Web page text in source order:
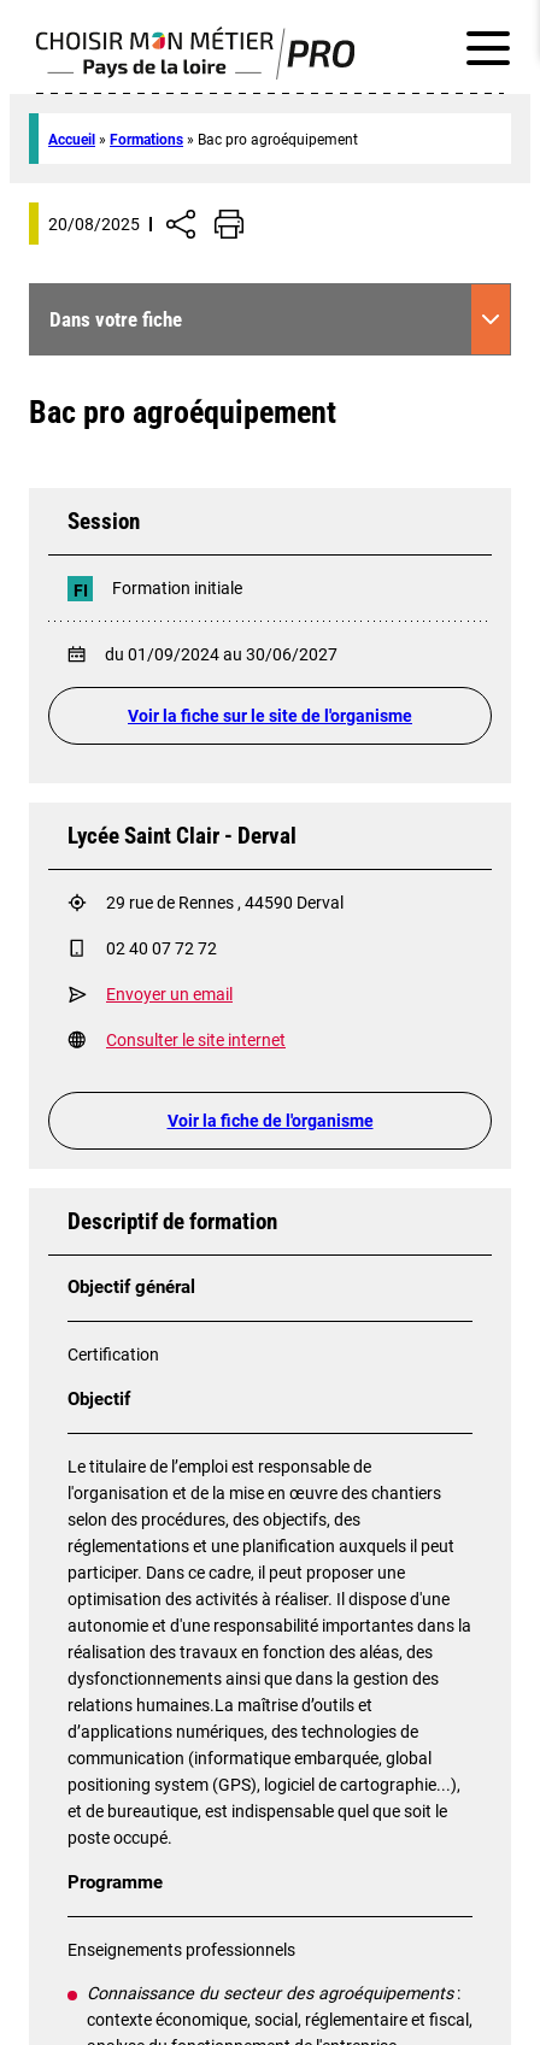
Accueil » Formations » Bac pro agroéquipement
20/08/2025
Dans votre fiche
Bac pro agroéquipement
Session
FI Formation initiale
du 01/09/2024 au 30/06/2027
Voir la fiche sur le site de l'organisme
Lycée Saint Clair - Derval
29 rue de Rennes , 44590 Derval
02 40 07 72 72
Envoyer un email
Consulter le site internet
Voir la fiche de l'organisme
Descriptif de formation
Objectif général
Certification
Objectif
Le titulaire de l’emploi est responsable de
l'organisation et de la mise en œuvre des chantiers
selon des procédures, des objectifs, des
réglementations et une planification auxquels il peut
participer. Dans ce cadre, il peut proposer une
optimisation des activités à réaliser. Il dispose d'une
autonomie et d'une responsabilité importantes dans la
réalisation des travaux en fonction des aléas, des
dysfonctionnements ainsi que dans la gestion des
relations humaines.La maîtrise d’outils et
d’applications numériques, des technologies de
communication (informatique embarquée, global
positioning system (GPS), logiciel de cartographie...),
et de bureautique, est indispensable quel que soit le
poste occupé.
Programme
Enseignements professionnels
Connaissance du secteur des agroéquipements:
contexte économique, social, réglementaire et fiscal,